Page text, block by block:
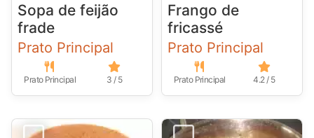
Sopa de feijão
frade
Prato Principal
Prato Principal 3 / 5
Frango de
fricassé
Prato Principal
Prato Principal 4.2 / 5